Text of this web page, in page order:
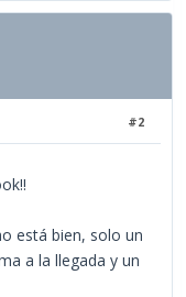
#2
está bien, solo un
a la llegada y un